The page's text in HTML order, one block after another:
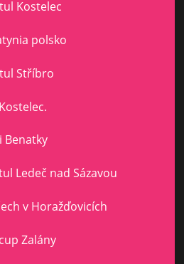
Kostelec
polsko
Stříbro
Benatky
Ledeč nad Sázavou
v Horažďovicích
Zalány